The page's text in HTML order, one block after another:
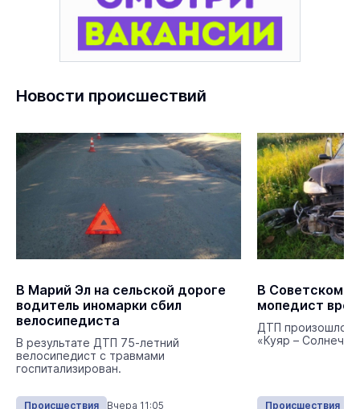
Новости происшествий
В Марий Эл на сельской дороге
водитель иномарки сбил
велосипедиста
В результате ДТП 75-летний
велосипедист с травмами
госпитализирован.
Происшествия Вчера 11:05
В Советском
мопедист
ДТП произошло
«Куяр –
Происшествия